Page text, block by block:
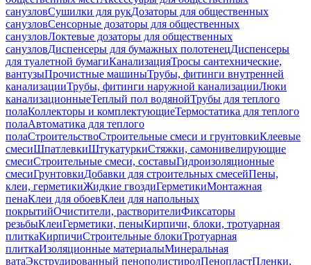
санузловСушилки для рукДозаторы для общественных
санузловСенсорные дозаторы для общественных
санузловЛоктевые дозаторы для общественных
санузловДиспенсеры для бумажных полотенецДиспенсеры
для туалетной бумагиКанализацияТросы сантехнические,
вантузыПрочистные машиныТрубы, фитинги внутренней
канализацииТрубы, фитинги наружной канализацииЛюки
канализационныеТеплый пол водянойТрубы для теплого
полаКоллекторы и комплектующиеТермостатика для теплого
полаАвтоматика для теплого
полаСтроительствоСтроительные смеси и грунтовкиКлеевые
смесиШпатлевкиШтукатуркиСтяжки, самонивелирующие
смесиСтроительные смеси, составыГидроизоляционные
смесиГрунтовкиДобавки для строительных смесейПены,
клеи, герметикиЖидкие гвоздиГерметикиМонтажная
пенаКлеи для обоевКлеи для напольных
покрытийОчистители, растворителиФиксаторы
резьбыКлеиГерметики, пеныКирпичи, блоки, тротуарная
плиткаКирпичиСтроительные блокиТротуарная
плиткаИзоляционные материалыМинеральная
ватаЭкструдированный пенополистиролПенопластПленки,